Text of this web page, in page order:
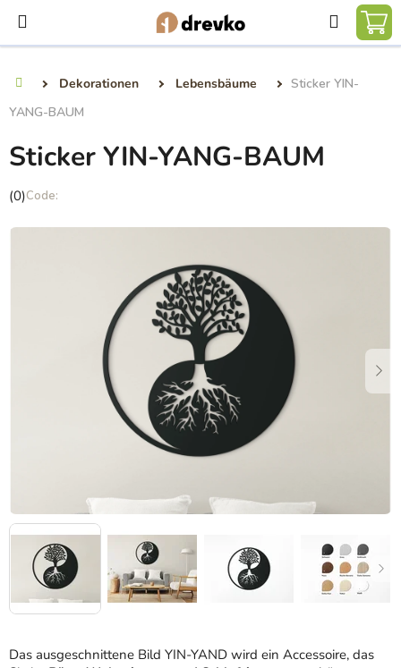
Inhalt
springen
Suchen
Dekorationen Lebensbäume
Sticker YIN-
YANG-BAUM
Das ausgeschnittene Bild YIN-YAND wird ein Accessoire, das
Sticker YIN-YANG-BAUM
Die
Produktbewertung
(0)